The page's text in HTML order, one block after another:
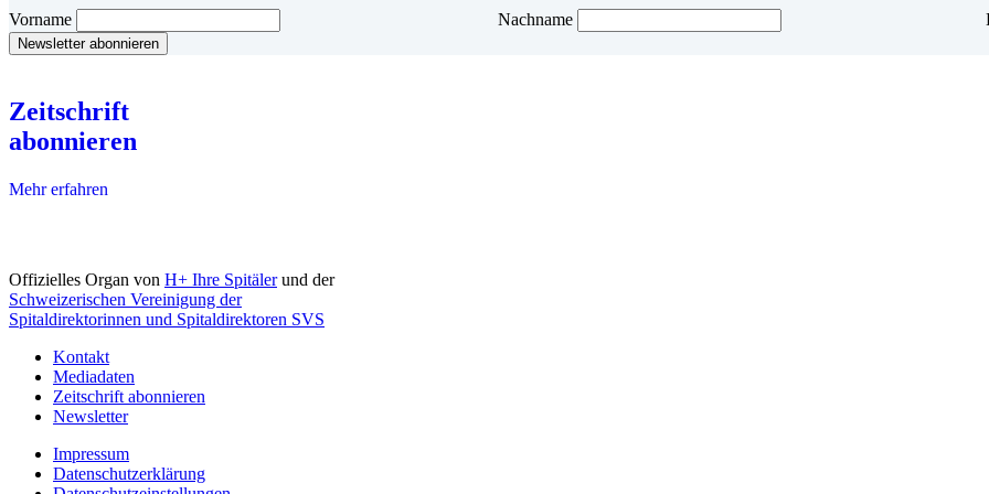
Vorname Nachname
Zeitschrift
abonnieren
Mehr erfahren
Offizielles Organ von H+ Ihre Spitälerund der
Schweizerischen Vereinigung der
Spitaldirektorinnen und Spitaldirektoren SVS
Kontakt
Mediadaten
Zeitschrift abonnieren
Newsletter
Impressum
Datenschutzerklärung